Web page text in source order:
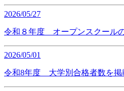
2026/05/27
令和８年度 オープンスクール
2026/05/01
令和8年度 大学別合格者数を掲